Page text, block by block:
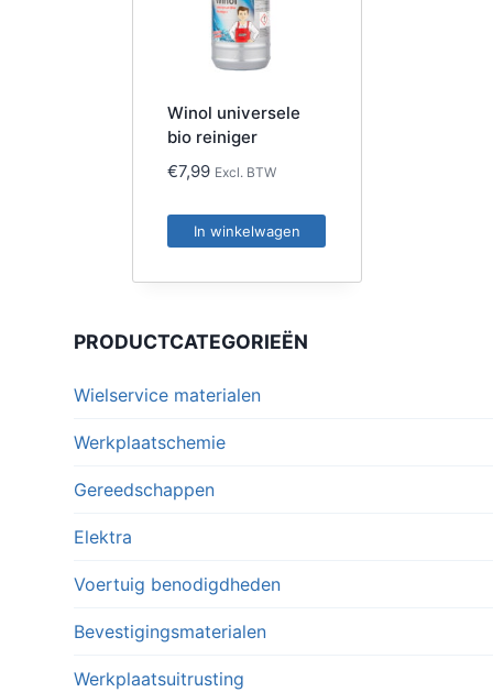
Winol universele
bio reiniger
€7,99 Excl. BTW
In winkelwagen
PRODUCTCATEGORIEËN
Wielservice materialen
Werkplaatschemie
Gereedschappen
Elektra
Voertuig benodigdheden
Bevestigingsmaterialen
Werkplaatsuitrusting